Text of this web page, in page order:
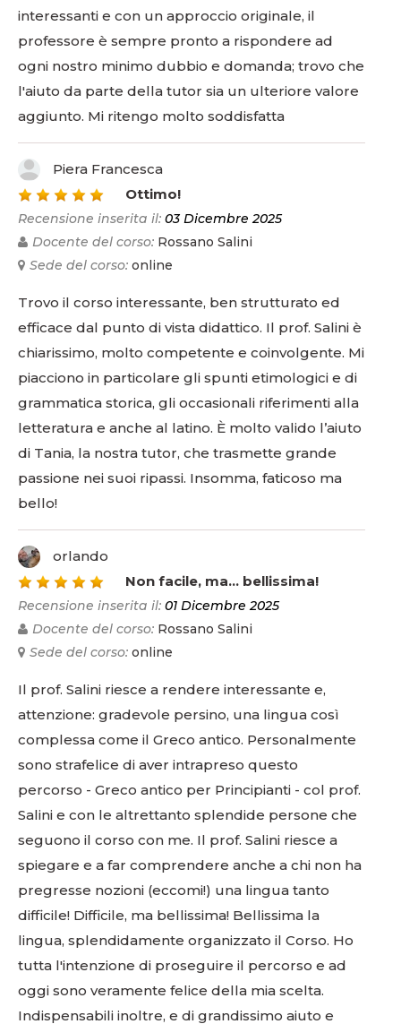
interessanti e con un approccio originale, il
professore è sempre pronto a rispondere ad
ogni nostro minimo dubbio e domanda; trovo che
l'aiuto da parte della tutor sia un ulteriore valore
aggiunto. Mi ritengo molto soddisfatta
Piera Francesca
5
Ottimo!
Recensione inserita il: 03 Dicembre 2025
Docente del corso: Rossano Salini
Sede del corso: online
Trovo il corso interessante, ben strutturato ed
efficace dal punto di vista didattico. Il prof. Salini è
chiarissimo, molto competente e coinvolgente. Mi
piacciono in particolare gli spunti etimologici e di
grammatica storica, gli occasionali riferimenti alla
letteratura e anche al latino. È molto valido l’aiuto
di Tania, la nostra tutor, che trasmette grande
passione nei suoi ripassi. Insomma, faticoso ma
bello!
orlando
5
Non facile, ma... bellissima!
Recensione inserita il: 01 Dicembre 2025
Docente del corso: Rossano Salini
Sede del corso: online
Il prof. Salini riesce a rendere interessante e,
attenzione: gradevole persino, una lingua così
complessa come il Greco antico. Personalmente
sono strafelice di aver intrapreso questo
percorso - Greco antico per Principianti - col prof.
Salini e con le altrettanto splendide persone che
seguono il corso con me. Il prof. Salini riesce a
spiegare e a far comprendere anche a chi non ha
pregresse nozioni (eccomi!) una lingua tanto
difficile! Difficile, ma bellissima! Bellissima la
lingua, splendidamente organizzato il Corso. Ho
tutta l'intenzione di proseguire il percorso e ad
oggi sono veramente felice della mia scelta.
Indispensabili inoltre, e di grandissimo aiuto e